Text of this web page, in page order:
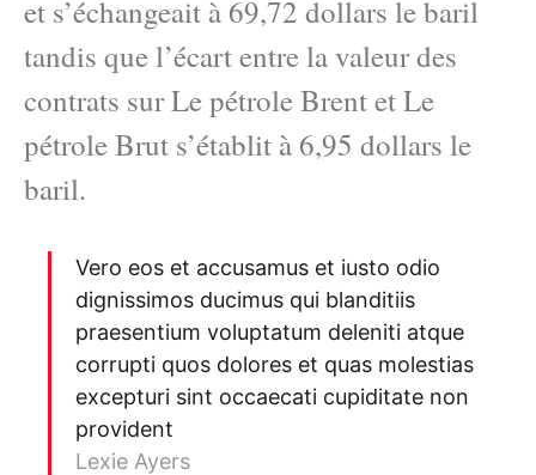
et s’échangeait à 69,72 dollars le baril
tandis que l’écart entre la valeur des
contrats sur Le pétrole Brent et Le
pétrole Brut s’établit à 6,95 dollars le
baril.
Vero eos et accusamus et iusto odio
dignissimos ducimus qui blanditiis
praesentium voluptatum deleniti atque
corrupti quos dolores et quas molestias
excepturi sint occaecati cupiditate non
provident
Lexie Ayers